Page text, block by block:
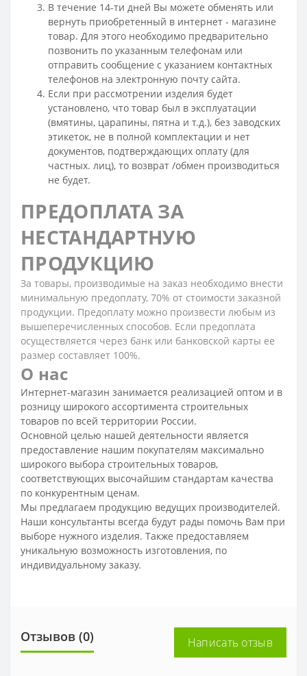
В течение 14-ти дней Вы можете обменять или
вернуть приобретенный в интернет - магазине
товар. Для этого необходимо предварительно
позвонить по указанным телефонам или
отправить сообщение с указанием контактных
телефонов на электронную почту сайта.
Если при рассмотрении изделия будет
установлено, что товар был в эксплуатации
(вмятины, царапины, пятна и т.д.), без заводских
этикеток, не в полной комплектации и нет
документов, подтверждающих оплату (для
частных. лиц), то возврат /обмен производиться
не будет.
ПРЕДОПЛАТА ЗА
НЕСТАНДАРТНУЮ
ПРОДУКЦИЮ
За товары, производимые на заказ необходимо внести
минимальную предоплату, 70% от стоимости заказной
продукции. Предоплату можно произвести любым из
вышеперечисленных способов. Если предоплата
осуществляется через банк или банковской карты ее
размер составляет 100%.
О нас
Интернет-магазин занимается реализацией оптом и в
розницу широкого ассортимента строительных
товаров по всей территории России.
Основной целью нашей деятельности является
предоставление нашим покупателям максимально
широкого выбора строительных товаров,
соответствующих высочайшим стандартам качества
по конкурентным ценам.
Мы предлагаем продукцию ведущих производителей.
Наши консультанты всегда будут рады помочь Вам при
выборе нужного изделия. Также предоставляем
уникальную возможность изготовления, по
индивидуальному заказу.
Отзывов (0) Написать отзыв